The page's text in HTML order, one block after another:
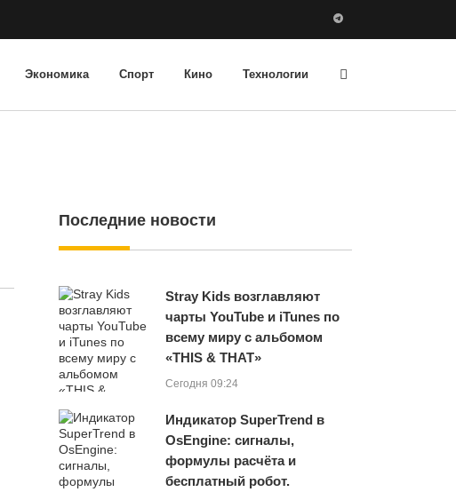
Экономика Спорт Кино Технологии
Последние новости
Stray Kids возглавляют
чарты YouTube и iTunes по
всему миру с альбомом
«THIS & THAT»
Сегодня 09:24
Индикатор SuperTrend в
OsEngine: сигналы,
формулы расчёта и
бесплатный робот.